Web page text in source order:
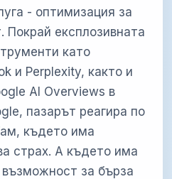
- оптимизация за
Покрай експлозивната
като
и Perplexity, както и
AI Overviews в
пазарът реагира по
където има
страх. А където има
за бърза